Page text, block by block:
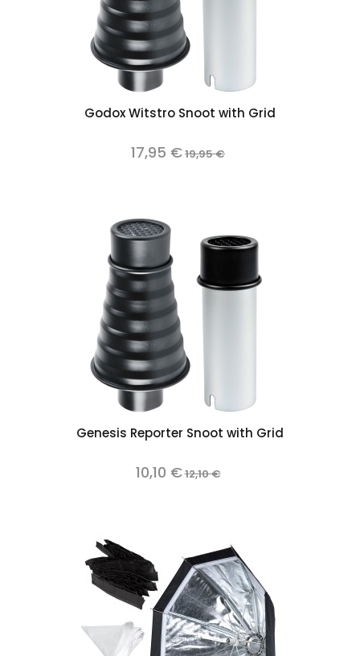
Godox Witstro Snoot with Grid
17,95 €19,95 €
Genesis Reporter Snoot with Grid
10,10 €12,10 €